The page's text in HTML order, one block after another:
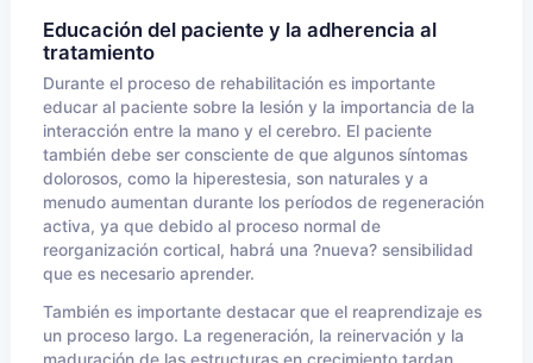
Educación del paciente y la adherencia al
tratamiento
Durante el proceso de rehabilitación es importante
educar al paciente sobre la lesión y la importancia de la
interacción entre la mano y el cerebro. El paciente
también debe ser consciente de que algunos síntomas
dolorosos, como la hiperestesia, son naturales y a
menudo aumentan durante los períodos de regeneración
activa, ya que debido al proceso normal de
reorganización cortical, habrá una ?nueva? sensibilidad
que es necesario aprender.
También es importante destacar que el reaprendizaje es
un proceso largo. La regeneración, la reinervación y la
maduración de las estructuras en crecimiento tardan